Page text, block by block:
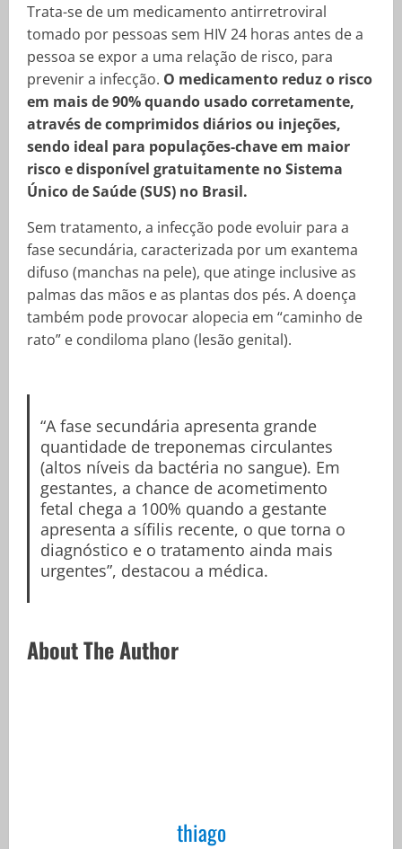
Trata-se de um medicamento antirretroviral
tomado por pessoas sem HIV 24 horas antes de a
pessoa se expor a uma relação de risco, para
prevenir a infecção. O medicamento reduz o risco
em mais de 90% quando usado corretamente,
através de comprimidos diários ou injeções,
sendo ideal para populações-chave em maior
risco e disponível gratuitamente no Sistema
Único de Saúde (SUS) no Brasil.
Sem tratamento, a infecção pode evoluir para a
fase secundária, caracterizada por um exantema
difuso (manchas na pele), que atinge inclusive as
palmas das mãos e as plantas dos pés. A doença
também pode provocar alopecia em “caminho de
rato” e condiloma plano (lesão genital).
“A fase secundária apresenta grande
quantidade de treponemas circulantes
(altos níveis da bactéria no sangue). Em
gestantes, a chance de acometimento
fetal chega a 100% quando a gestante
apresenta a sífilis recente, o que torna o
diagnóstico e o tratamento ainda mais
urgentes”, destacou a médica.
About The Author
thiago